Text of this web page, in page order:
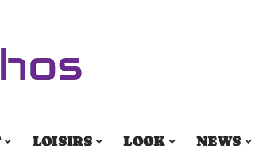
LOISIRS LOOK NEWS